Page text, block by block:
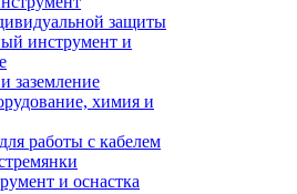
защиты
инструмент и
заземление
химия и
работы с кабелем
и оснастка